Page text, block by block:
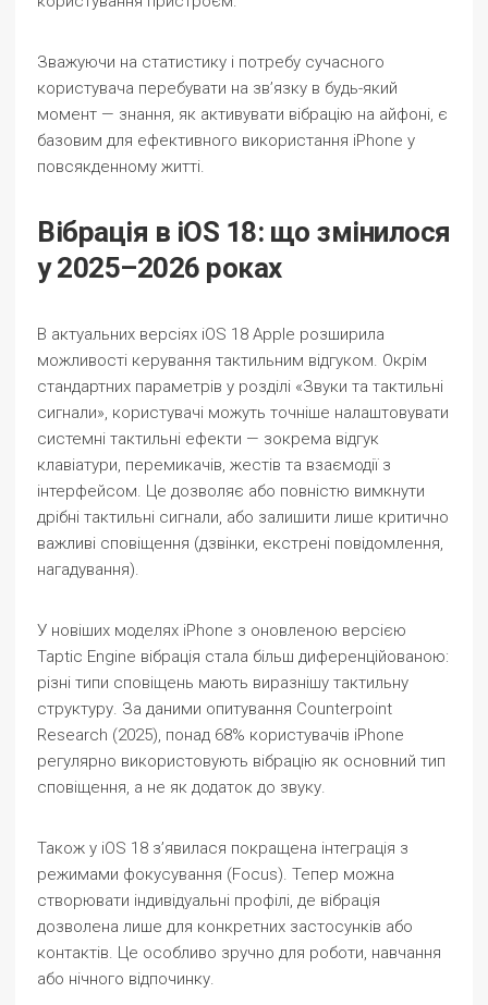
Зважуючи на статистику і потребу сучасного
користувача перебувати на зв’язку в будь-який
момент — знання, як активувати вібрацію на айфоні, є
базовим для ефективного використання iPhone у
повсякденному житті.
Вібрація в iOS 18: що змінилося
у 2025–2026 роках
В актуальних версіях iOS 18 Apple розширила
можливості керування тактильним відгуком. Окрім
стандартних параметрів у розділі «Звуки та тактильні
сигнали», користувачі можуть точніше налаштовувати
системні тактильні ефекти — зокрема відгук
клавіатури, перемикачів, жестів та взаємодії з
інтерфейсом. Це дозволяє або повністю вимкнути
дрібні тактильні сигнали, або залишити лише критично
важливі сповіщення (дзвінки, екстрені повідомлення,
нагадування).
У новіших моделях iPhone з оновленою версією
Taptic Engine вібрація стала більш диференційованою:
різні типи сповіщень мають виразнішу тактильну
структуру. За даними опитування Counterpoint
Research (2025), понад 68% користувачів iPhone
регулярно використовують вібрацію як основний тип
сповіщення, а не як додаток до звуку.
Також у iOS 18 з’явилася покращена інтеграція з
режимами фокусування (Focus). Тепер можна
створювати індивідуальні профілі, де вібрація
дозволена лише для конкретних застосунків або
контактів. Це особливо зручно для роботи, навчання
або нічного відпочинку.